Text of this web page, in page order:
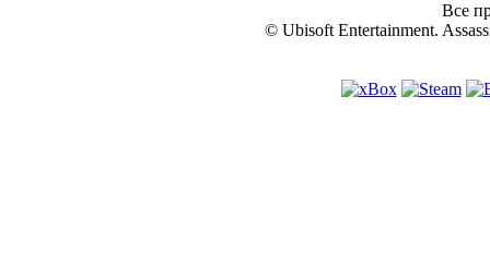
Все
© Ubisoft Entertainment.